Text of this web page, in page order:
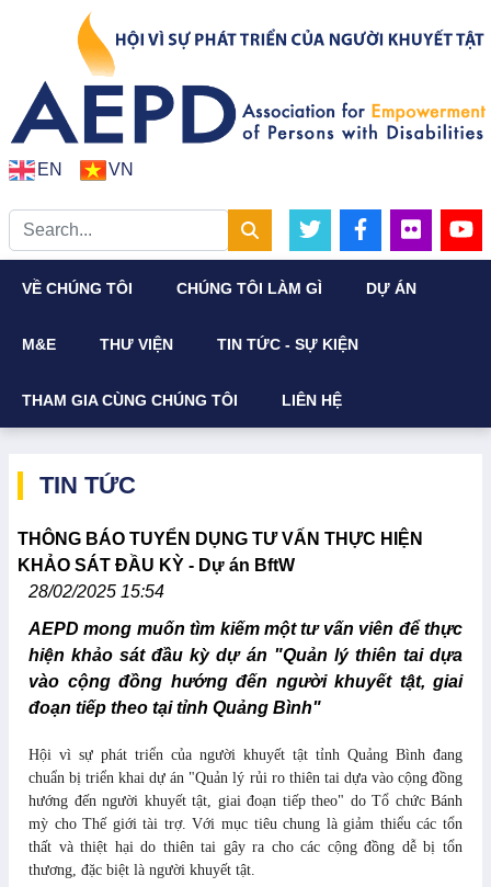
EN VN
VỀ CHÚNG TÔI CHÚNG TÔI LÀM GÌ DỰ ÁN
M&E THƯ VIỆN TIN TỨC - SỰ KIỆN
THAM GIA CÙNG CHÚNG TÔI LIÊN HỆ
TIN TỨC
THÔNG BÁO TUYỂN DỤNG TƯ VẤN THỰC HIỆN
KHẢO SÁT ĐẦU KỲ - Dự án BftW
28/02/2025 15:54
AEPD mong muốn tìm kiếm một tư vấn viên để thực
hiện khảo sát đầu kỳ dự án "Quản lý thiên tai dựa
vào cộng đồng hướng đến người khuyết tật, giai
đoạn tiếp theo tại tỉnh Quảng Bình"
Hội vì sự phát triển của người khuyết tật tỉnh Quảng Bình đang
chuẩn bị triển khai dự án "Quản lý rủi ro thiên tai dựa vào cộng đồng
hướng đến người khuyết tật, giai đoạn tiếp theo" do Tổ chức Bánh
mỳ cho Thế giới tài trợ. Với mục tiêu chung là giảm thiểu các tổn
thất và thiệt hại do thiên tai gây ra cho các cộng đồng dễ bị tổn
thương, đặc biệt là người khuyết tật.